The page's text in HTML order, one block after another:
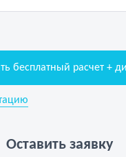
бесплатный расчет +
Оставить заявку